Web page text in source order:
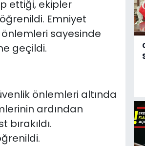
ettiği, ekipler
Emniyet
önlemleri sayesinde
geçildi.
önlemleri altında
ardından